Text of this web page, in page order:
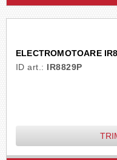
ELECTROMOTOARE
ID art.: IR8829P